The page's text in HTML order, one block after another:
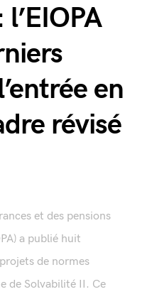
en
révisé
et des pensions
a publié huit
de normes
de Solvabilité II. Ce